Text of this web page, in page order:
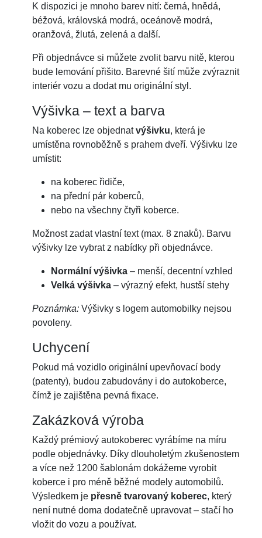
K dispozici je mnoho barev nití: černá, hnědá,
béžová, královská modrá, oceánově modrá,
oranžová, žlutá, zelená a další.
Při objednávce si můžete zvolit barvu nitě, kterou
bude lemování přišito. Barevné šití může zvýraznit
interiér vozu a dodat mu originální styl.
Výšivka – text a barva
Na koberec lze objednatvýšivku, která je
umístěna rovnoběžně s prahem dveří. Výšivku lze
umístit:
na koberec řidiče,
na přední pár koberců,
nebo na všechny čtyři koberce.
Možnost zadat vlastní text (max. 8 znaků). Barvu
výšivky lze vybrat z nabídky při objednávce.
Normální výšivka– menší, decentní vzhled
Velká výšivka– výrazný efekt, hustší stehy
Poznámka:Výšivky s logem automobilky nejsou
povoleny.
Uchycení
Pokud má vozidlo originální upevňovací body
(patenty), budou zabudovány i do autokoberce,
čímž je zajištěna pevná fixace.
Zakázková výroba
Každý prémiový autokoberec vyrábíme na míru
podle objednávky. Díky dlouholetým zkušenostem
a více než 1200 šablonám dokážeme vyrobit
koberce i pro méně běžné modely automobilů.
Výsledkem je přesně tvarovaný koberec, který
není nutné doma dodatečně upravovat – stačí ho
vložit do vozu a používat.